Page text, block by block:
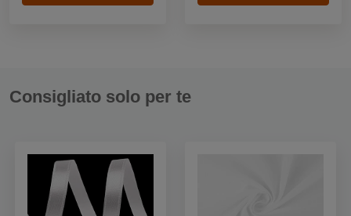
Consigliato solo per te